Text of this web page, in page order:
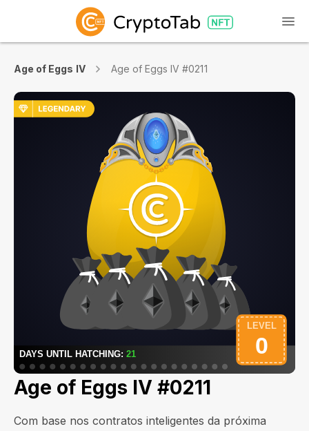
Age of Eggs IV Age of Eggs IV #0211
Age of Eggs IV #0211
Com base nos contratos inteligentes da próxima